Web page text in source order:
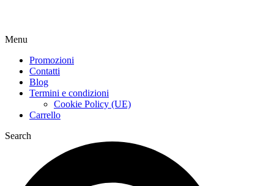
Menu
Promozioni
Contatti
Blog
Termini e condizioni
Cookie Policy (UE)
Carrello
Search